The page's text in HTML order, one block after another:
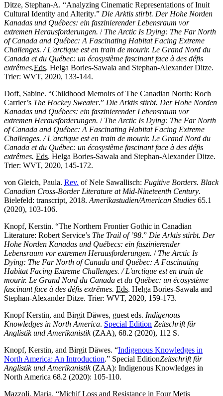
Ditze, Stephan-A. “Analyzing Cinematic Representations of Inuit
Cultural Identity and Alterity.” Die Arktis stirbt. Der Hohe Norden
Kanadas und Québecs: ein faszinierender Lebensraum vor
extremen Herausforderungen. / The Arctic Is Dying: The Far North
of Canada and Québec: A Fascinating Habitat Facing Extreme
Challenges. /L'arctique esten train de mourir. Le Grand Nord du
Canada et du Québec: un écosystème fascinant face à des défis
extrêmes.Eds. Helga Bories-Sawala and Stephan-Alexander Ditze.
Trier: WVT, 2020, 133-144.
Doff, Sabine. “Childhood Memoirs of The Canadian North: Roch
Carrier’s The Hockey Sweater.” Die Arktis stirbt. Der Hohe Norden
Kanadas und Québecs: ein faszinierender Lebensraum vor
extremen Herausforderungen. / The Arctic Is Dying: The Far North
of Canada and Québec: A Fascinating Habitat Facing Extreme
Challenges. /L'arctique esten train de mourir. Le Grand Nord du
Canada et du Québec: un écosystème fascinant face à des défis
extrêmes. Eds. Helga Bories-Sawala and Stephan-Alexander Ditze.
Trier: WVT, 2020, 145-172.
von Gleich, Paula. Rev. of Nele Sawallisch: Fugitive Borders. Black
Canadian Cross-Border Literature at Mid-Nineteenth Century.
Bielefeld: transcript, 2018.Amerikastudien/American Studies 65.1
(2020), 103-106.
Knopf, Kerstin. “The Northern Frontier Gothic in Canadian
Literature: Robert Service’s The Trail of ’98.” Die Arktis stirbt. Der
Hohe Norden Kanadas und Québecs: ein faszinierender
Lebensraum vor extremen Herausforderungen. / The Arctic Is
Dying: The Far North of Canada and Québec: A Fascinating
Habitat Facing Extreme Challenges. /L'arctique esten train de
mourir. Le Grand Nord du Canada et du Québec: un écosystème
fascinant face à des défis extrêmes. Eds. Helga Bories-Sawala and
Stephan-Alexander Ditze. Trier: WVT, 2020, 159-173.
Knopf Kerstin, and Birgit Däwes, guest eds. Indigenous
Knowledges in North America. Special Edition Zeitschrift für
Anglistik und Amerikanistik(ZAA), 68.2 (2020), 112 S.
Knopf, Kerstin, and Birgit Däwes. “Indigenous Knowledges in
North America: An Introduction.” Special EditionZeitschrift für
Anglistik und Amerikanistik(ZAA): Indigenous Knowledges in
North America 68.2 (2020): 105-110.
Mazzoli, Maria. “Michif Loss and Resistance in Four Metis